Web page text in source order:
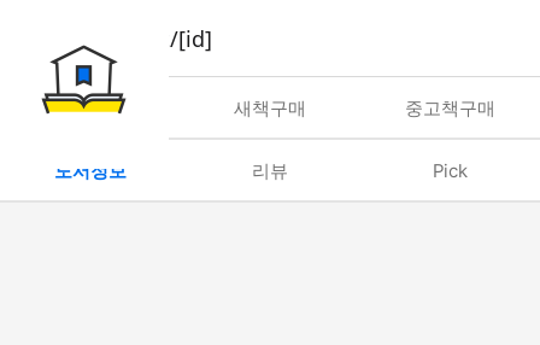
book/rent/[id]
대여 새책구매 중고책구매
도서정보 리뷰 Pick